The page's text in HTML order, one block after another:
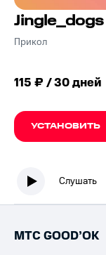
Jingle_dogs
Прикол
115 ₽ / 30 дней
УСТАНОВИТЬ
Слушать
МТС GOOD’OK